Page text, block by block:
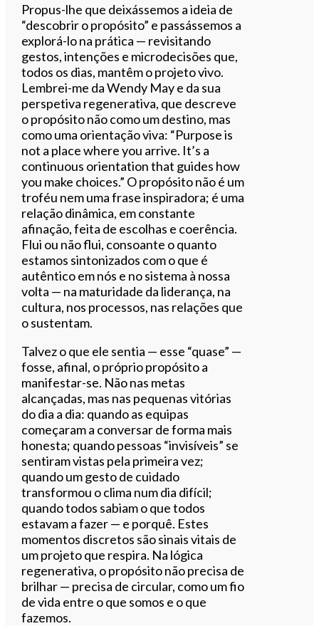
Propus-lhe que deixássemos a ideia de
“descobrir o propósito” e passássemos a
explorá-lo na prática — revisitando
gestos, intenções e microdecisões que,
todos os dias, mantêm o projeto vivo.
Lembrei-me da Wendy May e da sua
perspetiva regenerativa, que descreve
o propósito não como um destino, mas
como uma orientação viva: “Purpose is
not a place where you arrive. It’s a
continuous orientation that guides how
you make choices.” O propósito não é um
troféu nem uma frase inspiradora; é uma
relação dinâmica, em constante
afinação, feita de escolhas e coerência.
Flui ou não flui, consoante o quanto
estamos sintonizados com o que é
autêntico em nós e no sistema à nossa
volta — na maturidade da liderança, na
cultura, nos processos, nas relações que
o sustentam.
Talvez o que ele sentia — esse “quase” —
fosse, afinal, o próprio propósito a
manifestar-se. Não nas metas
alcançadas, mas nas pequenas vitórias
do dia a dia: quando as equipas
começaram a conversar de forma mais
honesta; quando pessoas “invisíveis” se
sentiram vistas pela primeira vez;
quando um gesto de cuidado
transformou o clima num dia difícil;
quando todos sabiam o que todos
estavam a fazer — e porquê. Estes
momentos discretos são sinais vitais de
um projeto que respira. Na lógica
regenerativa, o propósito não precisa de
brilhar — precisa de circular, como um fio
de vida entre o que somos e o que
fazemos.